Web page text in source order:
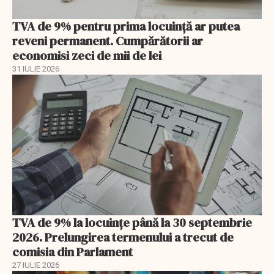
TVA de 9% pentru prima locuință ar putea
reveni permanent. Cumpărătorii ar
economisi zeci de mii de lei
31 IULIE 2026
TVA de 9% la locuințe până la 30 septembrie
2026. Prelungirea termenului a trecut de
comisia din Parlament
27 IULIE 2026